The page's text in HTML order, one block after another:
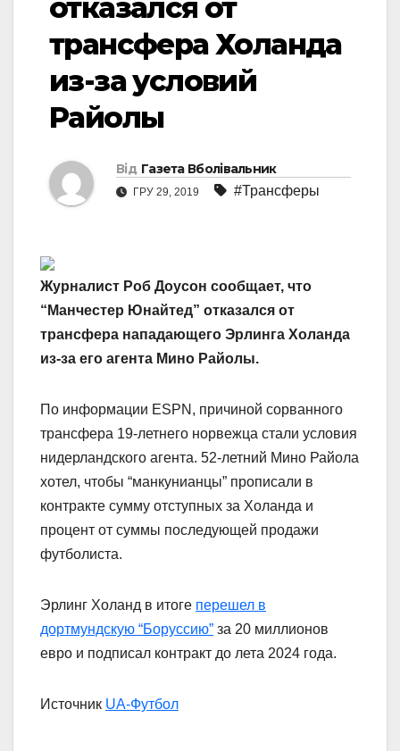
отказался от
трансфера Холанда
из-за условий
Райолы
Від Газета Вболівальник
ГРУ 29, 2019 #Трансферы
Журналист Роб Доусон сообщает, что
“Манчестер Юнайтед” отказался от
трансфера нападающего Эрлинга Холанда
из-за его агента Мино Райолы.
По информации ESPN, причиной сорванного
трансфера 19-летнего норвежца стали условия
нидерландского агента. 52-летний Мино Райола
хотел, чтобы “манкунианцы” прописали в
контракте сумму отступных за Холанда и
процент от суммы последующей продажи
футболиста.
Эрлинг Холанд в итоге перешел в
дортмундскую “Боруссию” за 20 миллионов
евро и подписал контракт до лета 2024 года.
Источник UA-Футбол